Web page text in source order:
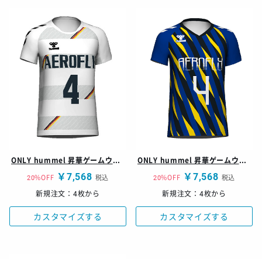
ONLY hummel 昇華ゲームウェア レディースシャツ
20%OFF ￥7,568 税込
新規注文：4枚から
カスタマイズする
ONLY hummel 昇華ゲームウェア レディースシャツ
20%OFF ￥7,568 税込
新規注文：4枚から
カスタマイズする